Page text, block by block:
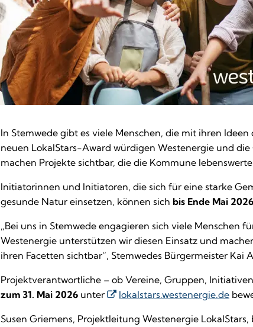
In Stemwede gibt es viele Menschen, die mit ihren
neuen LokalStars-Award würdigen Westenergie und
machen Projekte sichtbar, die die Kommune
Initiatorinnen und Initiatoren, die sich für eine starke
gesunde Natur einsetzen, können sich bis Ende Mai 2026
„Bei uns in Stemwede engagieren sich viele Menschen
Westenergie unterstützen wir diesen Einsatz und
ihren Facetten sichtbar“, Stemwedes Bürgermeister Kai
Projektverantwortliche – ob Vereine, Gruppen,
zum 31. Mai 2026 unter lokalstars.westenergie.de
Susen Griemens, Projektleitung Westenergie